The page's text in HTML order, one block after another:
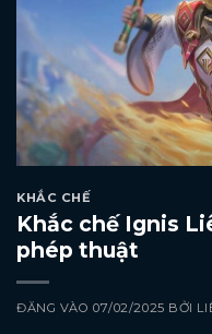
KHẮC CHẾ
Khắc chế Ignis
phép thuật
ĐĂNG VÀO07/02/2025 BỞI